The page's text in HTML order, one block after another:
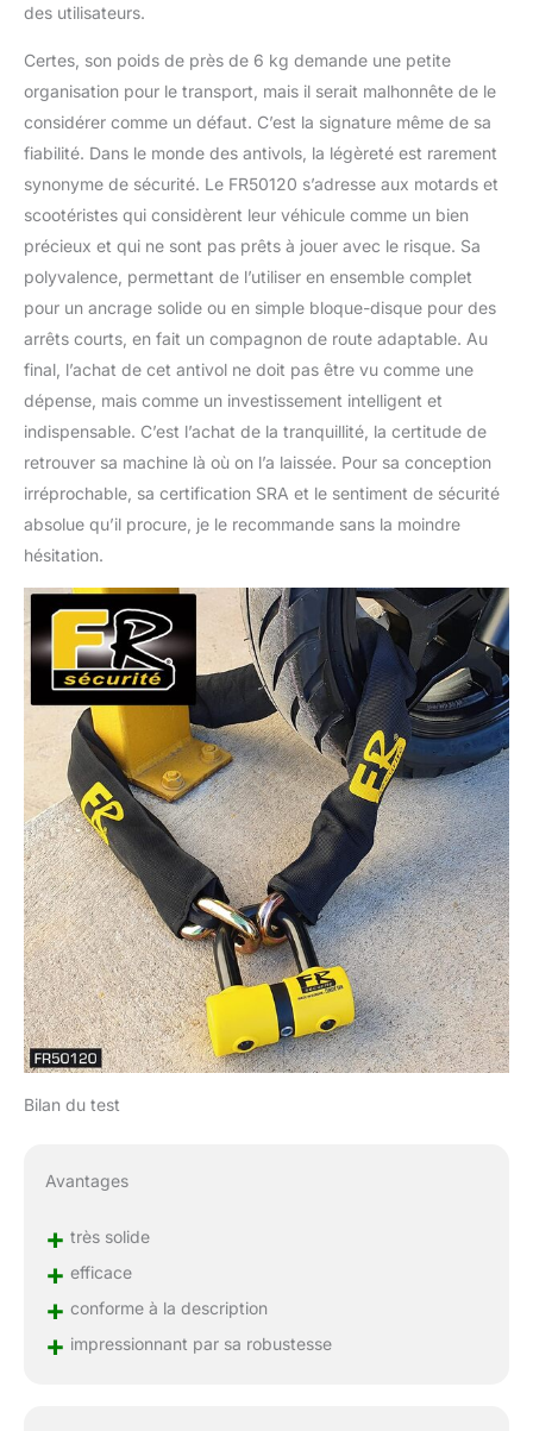
des utilisateurs.
Certes, son poids de près de 6 kg demande une petite
organisation pour le transport, mais il serait malhonnête de le
considérer comme un défaut. C’est la signature même de sa
fiabilité. Dans le monde des antivols, la légèreté est rarement
synonyme de sécurité. Le FR50120 s’adresse aux motards et
scootéristes qui considèrent leur véhicule comme un bien
précieux et qui ne sont pas prêts à jouer avec le risque. Sa
polyvalence, permettant de l’utiliser en ensemble complet
pour un ancrage solide ou en simple bloque-disque pour des
arrêts courts, en fait un compagnon de route adaptable. Au
final, l’achat de cet antivol ne doit pas être vu comme une
dépense, mais comme un investissement intelligent et
indispensable. C’est l’achat de la tranquillité, la certitude de
retrouver sa machine là où on l’a laissée. Pour sa conception
irréprochable, sa certification SRA et le sentiment de sécurité
absolue qu’il procure, je le recommande sans la moindre
hésitation.
Bilan du test
Avantages
+ très solide
+ efficace
+ conforme à la description
+ impressionnant par sa robustesse